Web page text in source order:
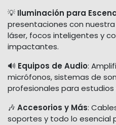
💡 Iluminación para
presentaciones con nuestra
láser, focos inteligentes y
impactantes.
🔊 Equipos de Audio:
micrófonos, sistemas de
profesionales para estudios
🎶 Accesorios y Más:
soportes y todo lo esencial